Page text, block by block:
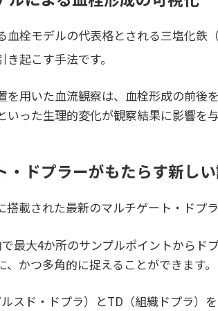
血栓モデルの代表格とされる三塩化鉄
起こす手法です。
を用いた血流観察は、血栓形成の前後
いった生理的変化が観察結果に影響を
・ドプラーがもたらす新し
搭載された最新のマルチゲート・ドプ
最大4か所のサンプルポイントから
かつ多角的に捉えることができます。
スド・ドプラ）とTD（組織ドプラ）